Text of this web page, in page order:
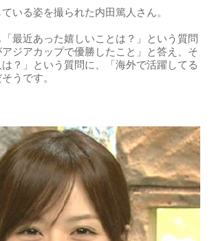
いる姿を撮られた内田篤人さん。
最近あった嬉しいことは？」という質問
ジアカップで優勝したこと」と答え、そ
？」という質問に、「海外で活躍してる
うです。